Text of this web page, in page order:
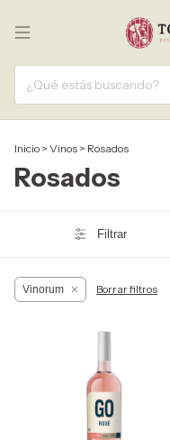
Inicio > Vinos > Rosados
Rosados
Filtrar
Vinorum Borrar filtros